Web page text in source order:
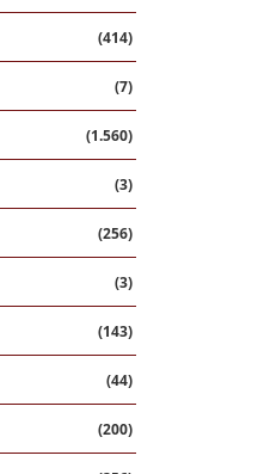
(414)
(7)
(1.560)
(3)
(256)
(3)
(143)
(44)
(200)